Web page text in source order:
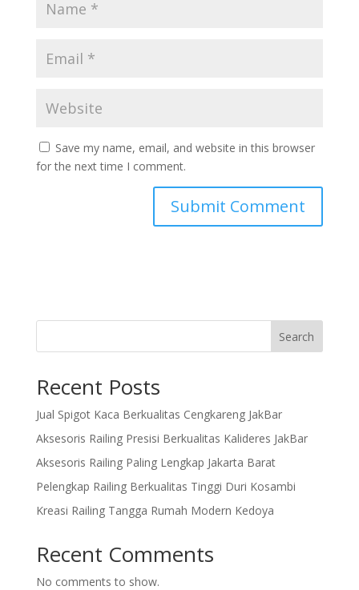
Save my name, email, and website in this browser
for the next time I comment.
Search
Recent Posts
Jual Spigot Kaca Berkualitas Cengkareng JakBar
Aksesoris Railing Presisi Berkualitas Kalideres JakBar
Aksesoris Railing Paling Lengkap Jakarta Barat
Pelengkap Railing Berkualitas Tinggi Duri Kosambi
Kreasi Railing Tangga Rumah Modern Kedoya
Recent Comments
No comments to show.